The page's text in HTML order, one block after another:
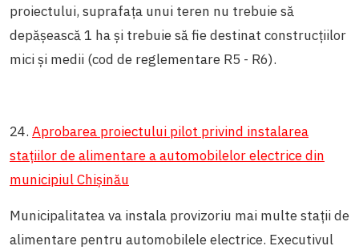
proiectului, suprafața unui teren nu trebuie să
depășească 1 ha și trebuie să fie destinat construcțiilor
mici și medii (cod de reglementare R5 - R6).
24. Aprobarea proiectului pilot privind instalarea
stațiilor de alimentare a automobilelor electrice din
municipiul Chișinău
Municipalitatea va instala provizoriu mai multe stații de
alimentare pentru automobilele electrice. Executivul